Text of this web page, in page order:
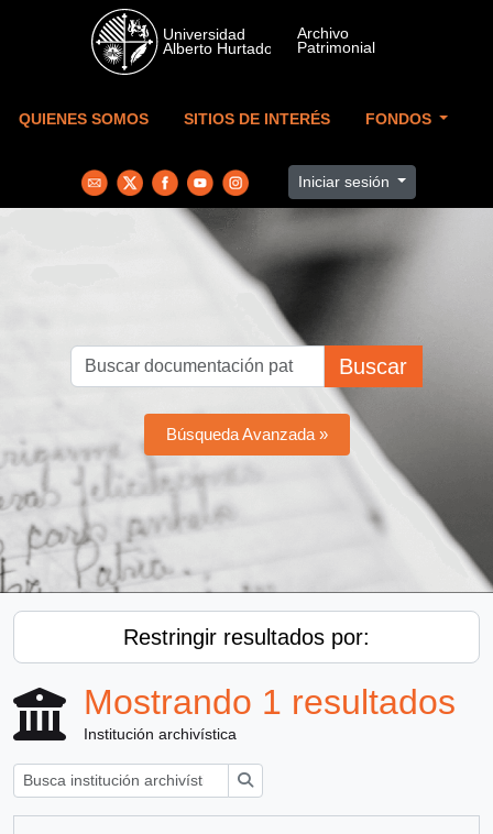
Skip to main content
QUIENES SOMOS SITIOS DE INTERÉS FONDOS
Iniciar sesión
Buscar
Búsqueda Avanzada »
Restringir resultados por:
Mostrando 1 resultados
Institución archivística